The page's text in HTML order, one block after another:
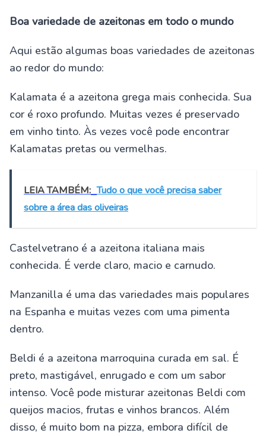
Boa variedade de azeitonas em todo o mundo
Aqui estão algumas boas variedades de azeitonas
ao redor do mundo:
Kalamata é a azeitona grega mais conhecida. Sua
cor é roxo profundo. Muitas vezes é preservado
em vinho tinto. Às vezes você pode encontrar
Kalamatas pretas ou vermelhas.
LEIA TAMBÉM: Tudo o que você precisa saber
sobre a área das oliveiras
Castelvetrano é a azeitona italiana mais
conhecida. É verde claro, macio e carnudo.
Manzanilla é uma das variedades mais populares
na Espanha e muitas vezes com uma pimenta
dentro.
Beldi é a azeitona marroquina curada em sal. É
preto, mastigável, enrugado e com um sabor
intenso. Você pode misturar azeitonas Beldi com
queijos macios, frutas e vinhos brancos. Além
disso, é muito bom na pizza, embora difícil de